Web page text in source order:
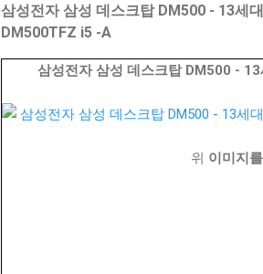
삼성전자 삼성 데스크탑 DM500 - 13세
DM500TFZ i5 -A
삼성전자 삼성 데스크탑 DM500 -
위 이미지